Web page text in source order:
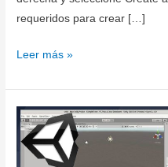
requeridos para crear […]
Descargar
instalar
Unity
2019
Leer más »